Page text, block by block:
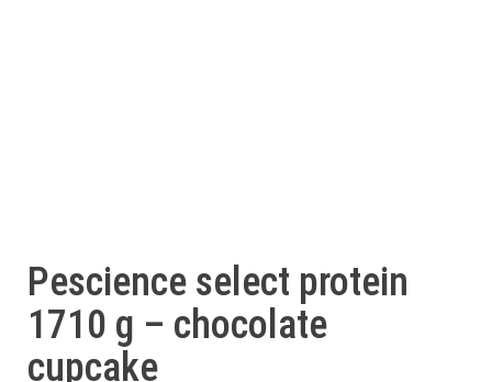
Pescience select protein
1710 g – chocolate
cupcake